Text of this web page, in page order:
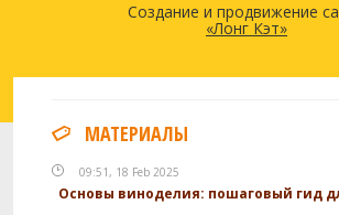
Создание и продвижение
«Лонг Кэт»
МАТЕРИАЛЫ
09:51, 18 Feb 2025
Основы виноделия: пошаговый гид